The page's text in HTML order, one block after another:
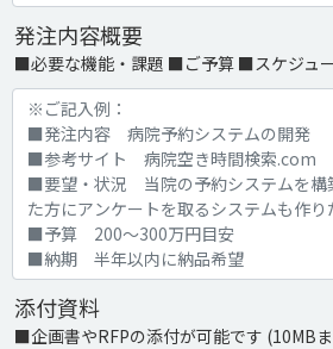
発注内容概要
■必要な機能・課題 ■ご予算 ■スケジュ
添付資料
■企画書やRFPの添付が可能です (10MB